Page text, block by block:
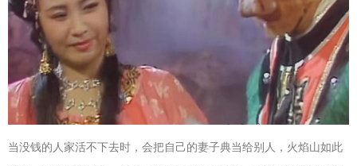
当没钱的人家活不下去时，会把自己的妻子典当给别人，火焰山如此